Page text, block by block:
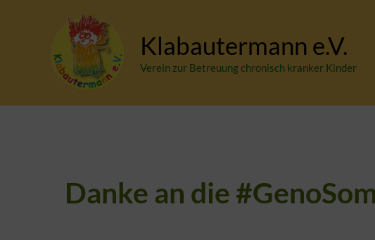
Klabautermann e.V.
Verein zur Betreuung chronisch kranker Kinder
Danke an die